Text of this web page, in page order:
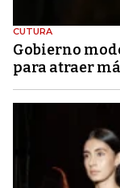
CUTURA
Gobierno
para atraer